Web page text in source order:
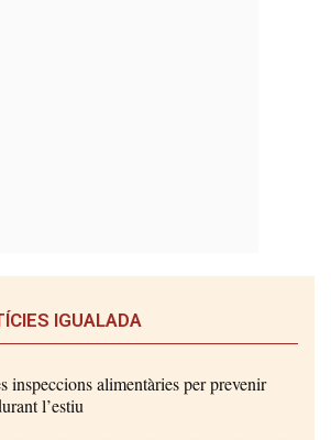
IGUALADA
inspeccions alimentàries per prevenir
l’estiu